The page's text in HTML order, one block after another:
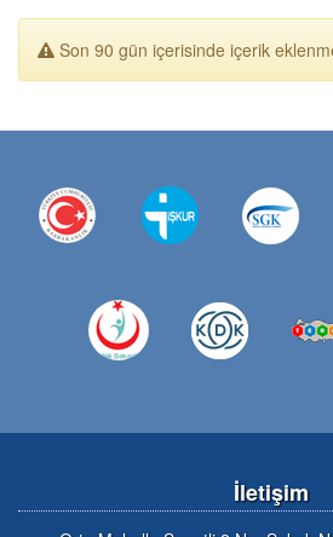
Son 90 gün içerisinde içerik
İletişim